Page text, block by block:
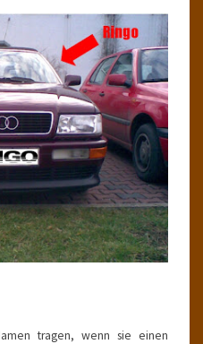
tragen, wenn sie einen